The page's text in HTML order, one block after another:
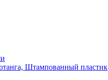
Штампованный пластик